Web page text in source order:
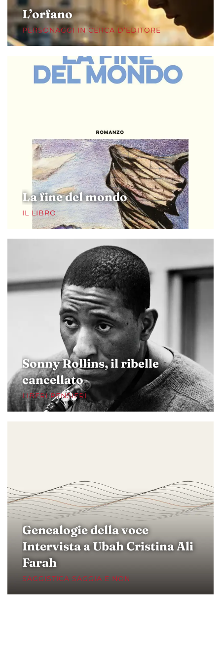
L’orfano
PERSONAGGI IN CERCA D’EDITORE
La fine del mondo
IL LIBRO
Sonny Rollins, il ribelle
cancellato
LIBERI PENSIERI
Genealogie della voce
Intervista a Ubah Cristina Ali
Farah
SAGGISTICA SAGGIA E NON